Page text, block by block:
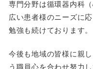
専門分野は循環器内科
広い患者様のニーズに
勉強も続けております。
今後も地域の皆様に親
う職員心を合わせ努力